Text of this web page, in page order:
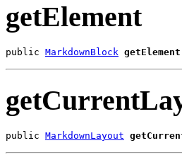
getElement
public MarkdownBlock getElement
public MarkdownLayout